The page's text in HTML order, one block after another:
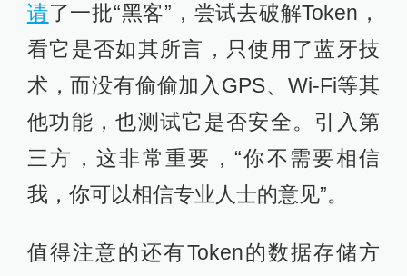
请了一批“黑客”，尝试去破解Token，
看它是否如其所言，只使用了蓝牙技
术，而没有偷偷加入GPS、Wi-Fi等其
他功能，也测试它是否安全。引入第
三方，这非常重要，“你不需要相信
我，你可以相信专业人士的意见”。
值得注意的还有Token的数据存储方